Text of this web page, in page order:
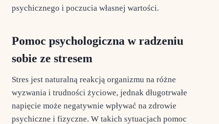
psychicznego i poczucia własnej wartości.​
Pomoc psychologiczna w radzeniu
sobie ze stresem
Stres jest naturalną reakcją organizmu na różne
wyzwania i trudności życiowe, jednak długotrwałe
napięcie może negatywnie wpływać na zdrowie
psychiczne i fizyczne. W takich sytuacjach pomoc